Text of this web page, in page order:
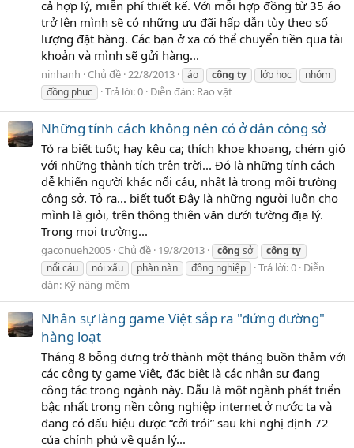
cả hợp lý, miễn phí thiết kế. Với mỗi hợp đồng từ 35 áo
trở lên mình sẽ có những ưu đãi hấp dẫn tùy theo số
lượng đặt hàng. Các bạn ở xa có thể chuyển tiền qua tài
khoản và mình sẽ gửi hàng...
ninhanh Chủ đề 22/8/2013 áo công ty lớp học
nhóm
đồng phục
Trả lời: 0 Diễn đàn: Rao vặt
Những tính cách không nên có ở dân công sở
Tỏ ra biết tuốt; hay kêu ca; thích khoe khoang, chém gió
với những thành tích trên trời... Đó là những tính cách
dễ khiến người khác nổi cáu, nhất là trong môi trường
công sở. Tỏ ra... biết tuốt Đây là những người luôn cho
mình là giỏi, trên thông thiên văn dưới tường địa lý.
Trong mọi trường...
gaconueh2005 Chủ đề 19/8/2013 công sở công ty
nổi cáu
nói xấu phàn nàn đồng nghiệp Trả lời: 0 Diễn
đàn: Kỹ năng mềm
Nhân sự làng game Việt sắp ra "đứng đường"
hàng loạt
Tháng 8 bỗng dưng trở thành một tháng buồn thảm với
các công ty game Việt, đặc biệt là các nhân sự đang
công tác trong ngành này. Dẫu là một ngành phát triển
bậc nhất trong nền công nghiệp internet ở nước ta và
đang có dấu hiệu được “cởi trói” sau khi nghị định 72
của chính phủ về quản lý...